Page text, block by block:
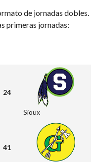
de jornadas dobles.
primeras jornadas:
24
Sioux
41